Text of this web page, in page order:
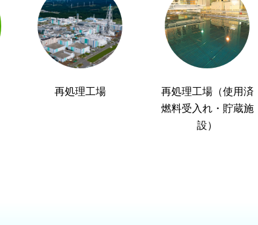
再処理工場
再処理工場（使用済
燃料受入れ・貯蔵施
設）